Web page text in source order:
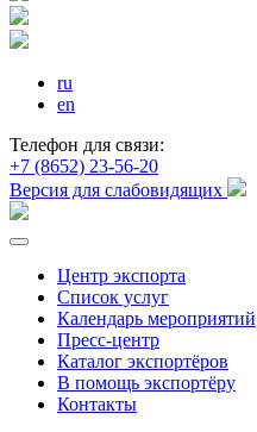
ru
en
Телефон для связи:
+7 (8652) 23-56-20
Версия для слабовидящих
Центр экспорта
Список услуг
Календарь мероприятий
Пресс-центр
Каталог экспортёров
В помощь экспортёру
Контакты